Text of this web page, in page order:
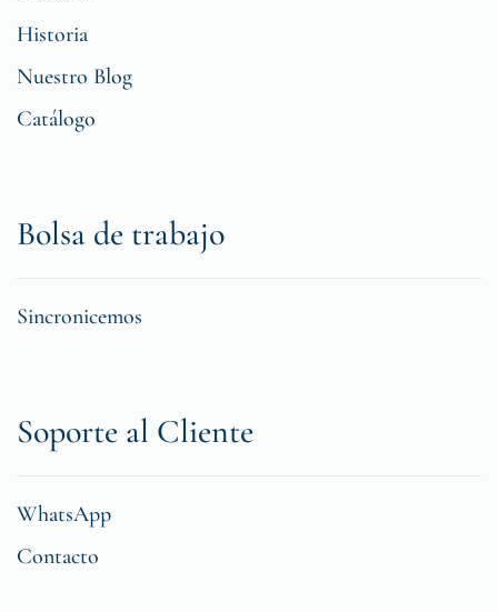
Historia
Nuestro Blog
Catálogo
Bolsa de trabajo
Sincronicemos
Soporte al Cliente
WhatsApp
Contacto